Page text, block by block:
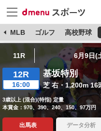
MLB ゴルフ 高校野球
11R 6月9日(
12R
16:00
基坂特別
芝 右・1,200m 16
3歳以上 (混合)(特指) 定量
本賞金：970、390、240、150、97万円
出馬表 データ分析